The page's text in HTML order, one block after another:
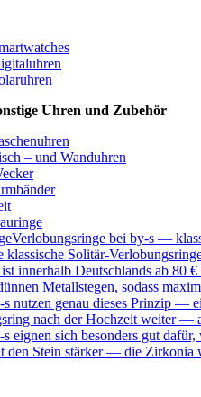
Uhren und Zubehör
– und Wanduhren
Verlobungsringe bei by-s —
klassische Solitär-
innerhalb Deutschlands ab 80
Metallstegen, sodass
s nutzen genau dieses Prinzip —
nach der Hochzeit weiter —
s eignen sich besonders gut
den Stein stärker — die